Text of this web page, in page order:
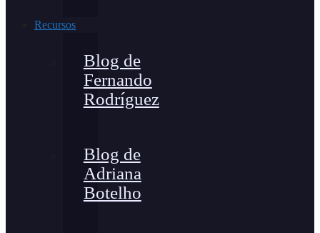
Recursos
Blog de
Fernando
Rodríguez
Blog de
Adriana
Botelho